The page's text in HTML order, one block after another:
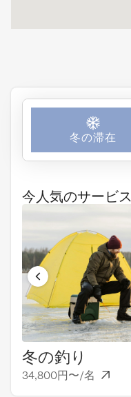
冬の滞在
今人気のサービス
冬の釣り
34,800円〜/名